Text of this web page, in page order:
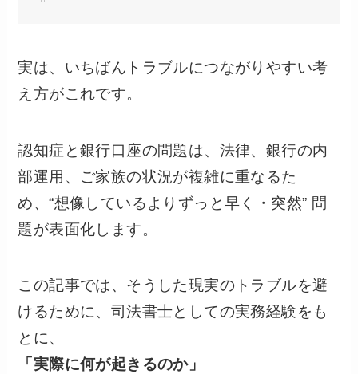
実は、いちばんトラブルにつながりやすい考
え方がこれです。
認知症と銀行口座の問題は、法律、銀行の内
部運用、ご家族の状況が複雑に重なるた
め、“想像しているよりずっと早く・突然” 問
題が表面化します。
この記事では、そうした現実のトラブルを避
けるために、司法書士としての実務経験をも
とに、
「実際に何が起きるのか」